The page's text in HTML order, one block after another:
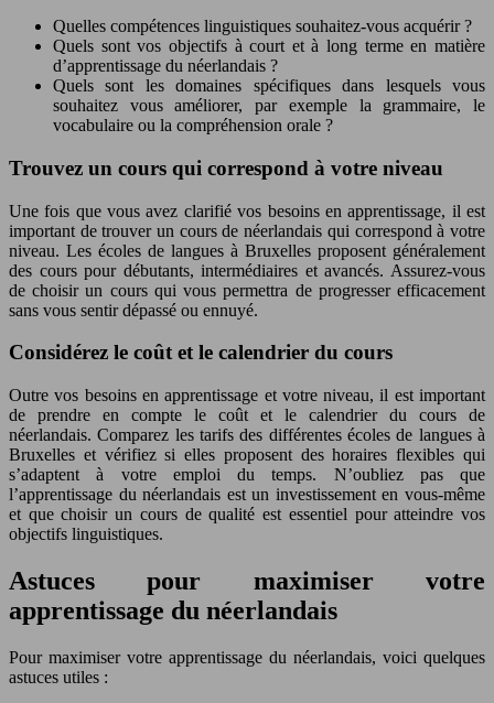
Quelles compétences linguistiques souhaitez-vous acquérir ?
Quels sont vos objectifs à court et à long terme en matière
d’apprentissage du néerlandais ?
Quels sont les domaines spécifiques dans lesquels vous
souhaitez vous améliorer, par exemple la grammaire, le
vocabulaire ou la compréhension orale ?
Trouvez un cours qui correspond à votre niveau
Une fois que vous avez clarifié vos besoins en apprentissage, il est
important de trouver un cours de néerlandais qui correspond à votre
niveau. Les écoles de langues à Bruxelles proposent généralement
des cours pour débutants, intermédiaires et avancés. Assurez-vous
de choisir un cours qui vous permettra de progresser efficacement
sans vous sentir dépassé ou ennuyé.
Considérez le coût et le calendrier du cours
Outre vos besoins en apprentissage et votre niveau, il est important
de prendre en compte le coût et le calendrier du cours de
néerlandais. Comparez les tarifs des différentes écoles de langues à
Bruxelles et vérifiez si elles proposent des horaires flexibles qui
s’adaptent à votre emploi du temps. N’oubliez pas que
l’apprentissage du néerlandais est un investissement en vous-même
et que choisir un cours de qualité est essentiel pour atteindre vos
objectifs linguistiques.
Astuces pour maximiser votre
apprentissage du néerlandais
Pour maximiser votre apprentissage du néerlandais, voici quelques
astuces utiles :